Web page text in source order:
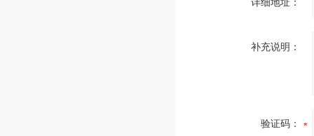
详细地址：
补充说明：
验证码：